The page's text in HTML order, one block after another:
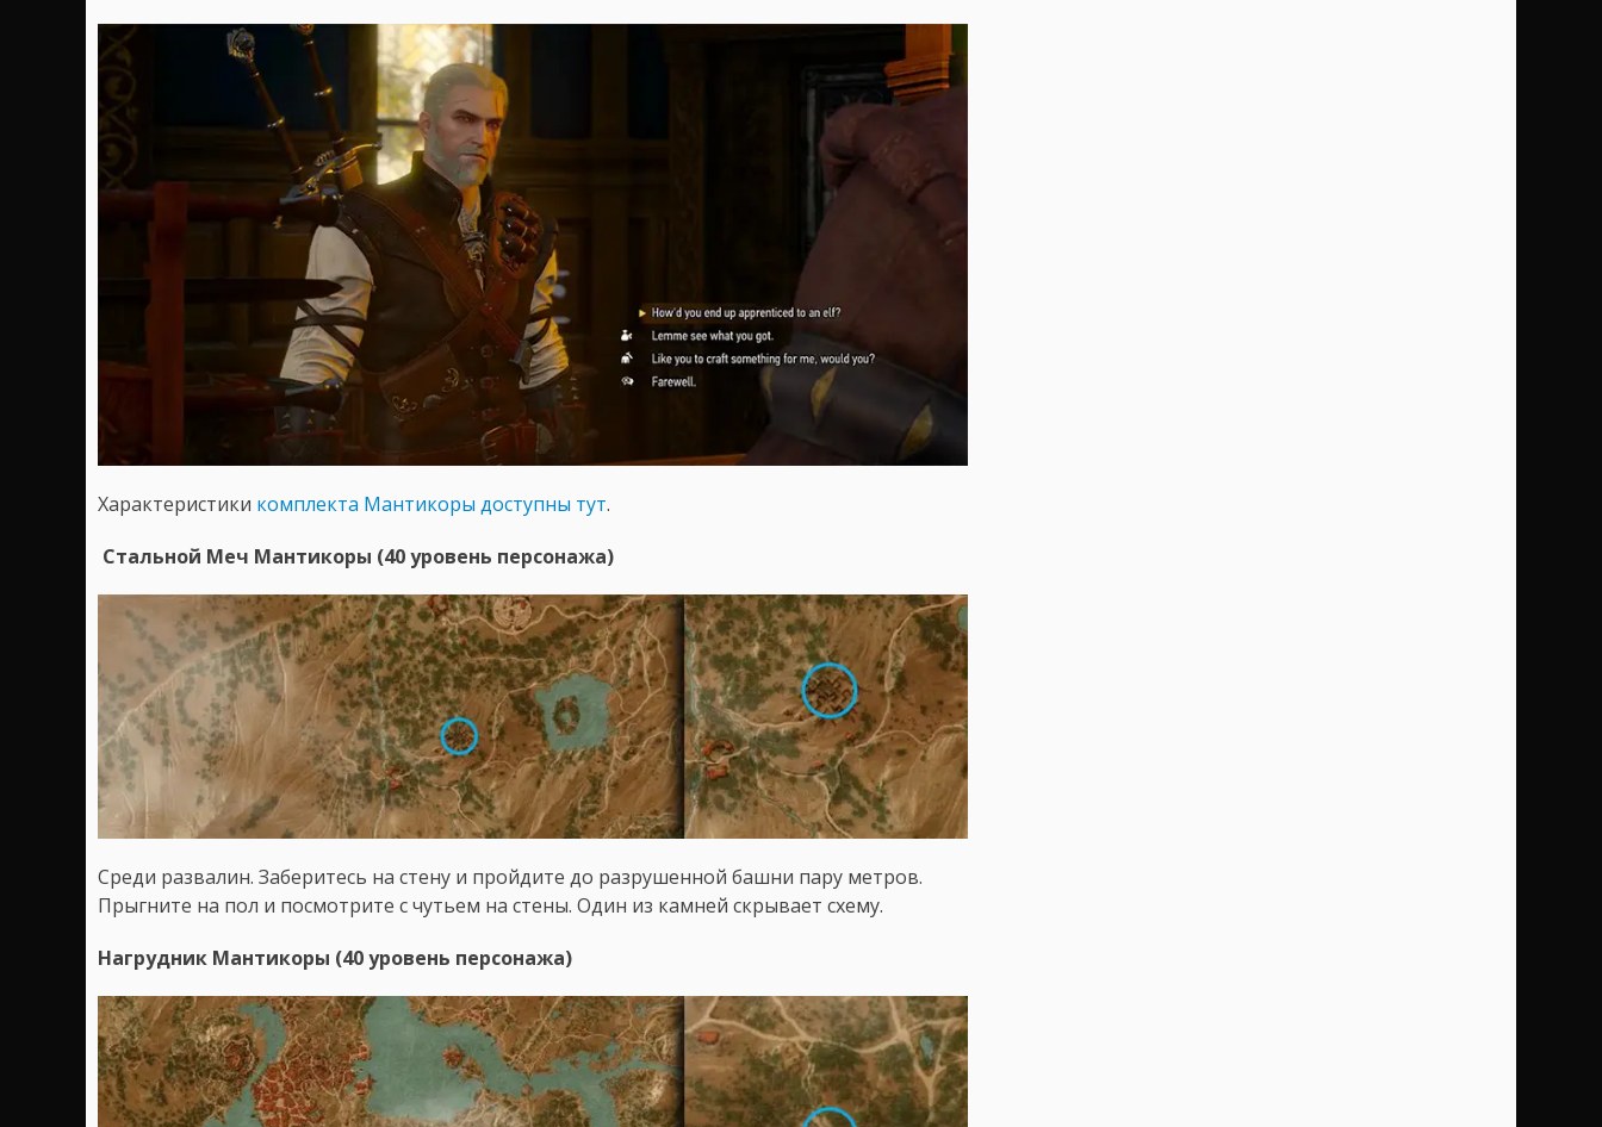
Характеристики комплекта Мантикоры доступны тут.
Стальной Меч Мантикоры (40 уровень персонажа)
Среди развалин. Заберитесь на стену и пройдите до разрушенной башни пару метров.
Прыгните на пол и посмотрите с чутьем на стены. Один из камней скрывает схему.
Нагрудник Мантикоры (40 уровень персонажа)